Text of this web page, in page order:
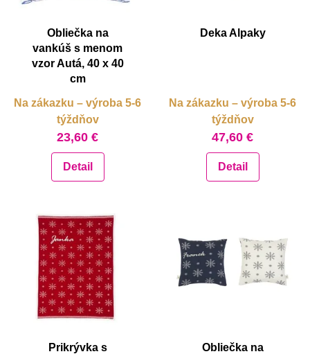
Obliečka na
vankúš s menom
vzor Autá, 40 x 40
cm
Na zákazku – výroba 5-6
týždňov
23,60 €
Detail
Deka Alpaky
Na zákazku – výroba 5-6
týždňov
47,60 €
Detail
Prikrývka s
Obliečka na